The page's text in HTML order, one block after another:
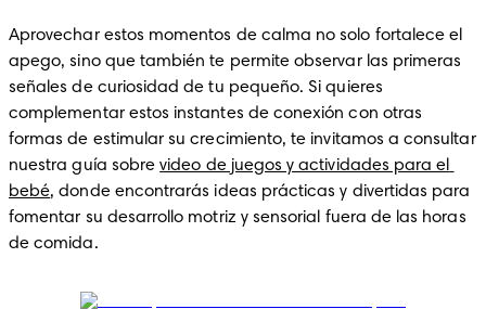
Aprovechar estos momentos de calma no solo fortalece el
apego, sino que también te permite observar las primeras
señales de curiosidad de tu pequeño. Si quieres
complementar estos instantes de conexión con otras
formas de estimular su crecimiento, te invitamos a consultar
nuestra guía sobre video de juegos y actividades para el
bebé, donde encontrarás ideas prácticas y divertidas para
fomentar su desarrollo motriz y sensorial fuera de las horas
de comida.